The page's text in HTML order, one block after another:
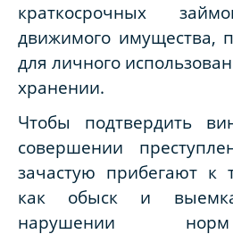
краткосрочных
движимого имущества,
для личного
хранении.
Чтобы подтвердить
совершении
зачастую прибегают к
как обыск и
нарушении